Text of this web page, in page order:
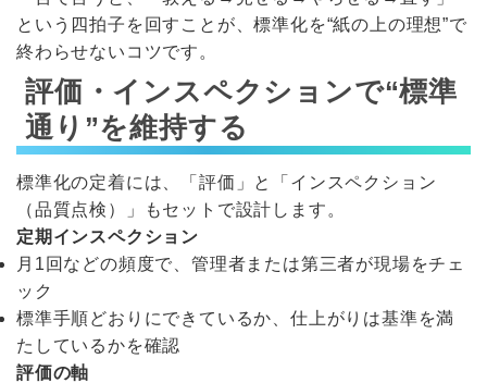
という四拍子を回すことが、標準化を“紙の上の理想”で
終わらせないコツです。
評価・インスペクションで“標準
通り”を維持する
標準化の定着には、「評価」と「インスペクション
（品質点検）」もセットで設計します。
定期インスペクション
月1回などの頻度で、管理者または第三者が現場をチェ
ック
標準手順どおりにできているか、仕上がりは基準を満
たしているかを確認
評価の軸